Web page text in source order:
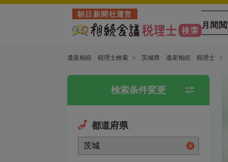
朝日新聞社運営
月間
遺産相続 税理士検索 茨城県 遺産相続 税理士
検索条件変更
都道府県